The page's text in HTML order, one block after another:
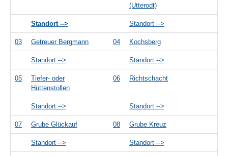
(Utterodt)
Standort --> Standort -->
03 Getreuer Bergmann 04 Kochsberg
Standort --> Standort -->
05
Tiefer- oder
Hüttenstollen
06 Richtschacht
Standort --> Standort -->
07 Grube Glückauf 08 Grube Kreuz
Standort --> Standort -->